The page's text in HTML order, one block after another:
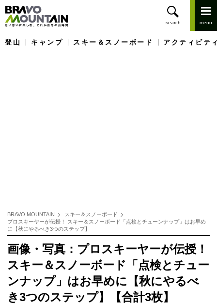
登山 キャンプ スキー＆スノーボード アクティビテ
BRAVO MOUNTAIN
スキー＆スノーボード
プロスキーヤーが伝授！ スキー＆スノーボード「点検とチューンナップ」はお早め
に【秋にやるべき3つのステップ】
画像・写真：プロスキーヤーが伝授！
スキー＆スノーボード「点検とチュー
ンナップ」はお早めに【秋にやるべ
き3つのステップ】【合計3枚】